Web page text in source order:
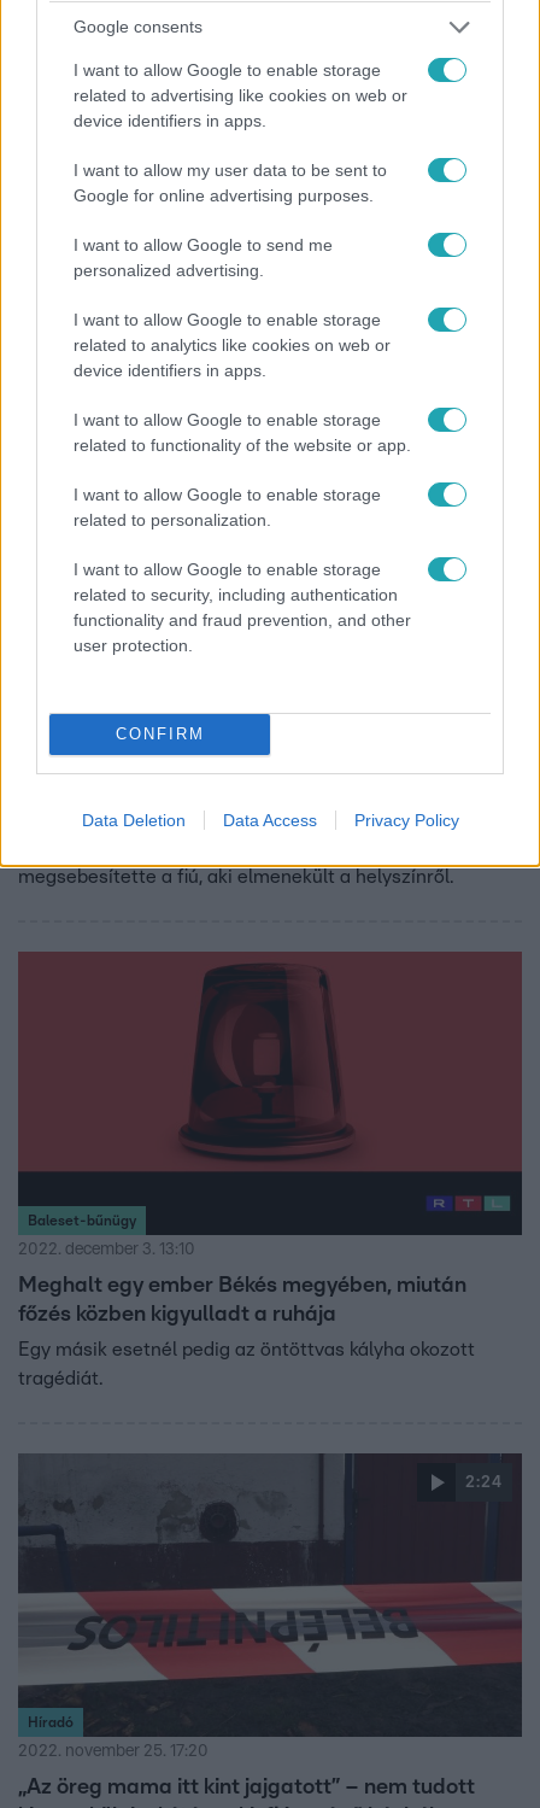
Google consents
I want to allow Google to enable storage
related to advertising like cookies on web or
device identifiers in apps.
I want to allow my user data to be sent to
Google for online advertising purposes.
I want to allow Google to send me
personalized advertising.
I want to allow Google to enable storage
related to analytics like cookies on web or
device identifiers in apps.
I want to allow Google to enable storage
related to functionality of the website or app.
I want to allow Google to enable storage
related to personalization.
I want to allow Google to enable storage
related to security, including authentication
functionality and fraud prevention, and other
user protection.
CONFIRM
Data Deletion Data Access Privacy Policy
2023. január 27. 12:45
vármegyei kórházakban
Az influenzaszerű tünetek számának emelkedése miatt.
2022. december 7. 14:56
Szökésben van a saját apját halálra késelő
Az apa és fia szerda délben vitatkozott össze, egy
megsebesítette a fiú, aki elmenekült a helyszínről.
Baleset-bűnügy
2022. december 3. 13:10
Meghalt egy ember Békés megyében, miután
főzés közben kigyulladt a ruhája
Egy másik esetnél pedig az öntöttvas kályha okozott
tragédiát.
2:24
Híradó
2022. november 25. 17:20
„Az öreg mama itt kint jajgatott” – nem tudott